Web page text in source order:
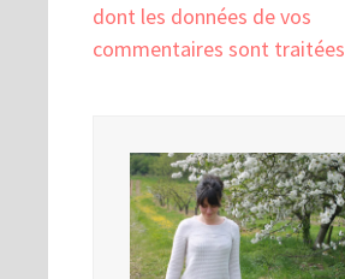
dont les données de vos
commentaires sont traitées